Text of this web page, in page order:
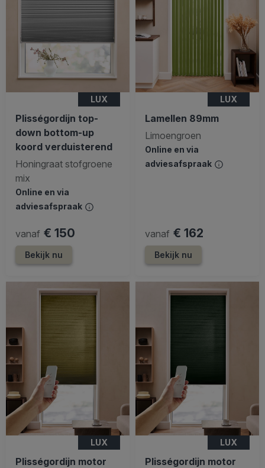
LUX
Plisségordijn top-
down bottom-up
koord verduisterend
Honingraat stofgroene
mix
Online en via
adviesafspraak
vanaf € 150
Bekijk nu
LUX
Lamellen 89mm
Limoengroen
Online en via
adviesafspraak
vanaf € 162
Bekijk nu
LUX
Plisségordijn motor
LUX
Plisségordijn motor